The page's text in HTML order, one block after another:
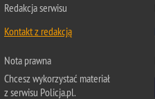
Redakcja serwisu
Kontakt z redakcją
Nota prawna
Chcesz wykorzystać materiał
z serwisu Policja.pl.